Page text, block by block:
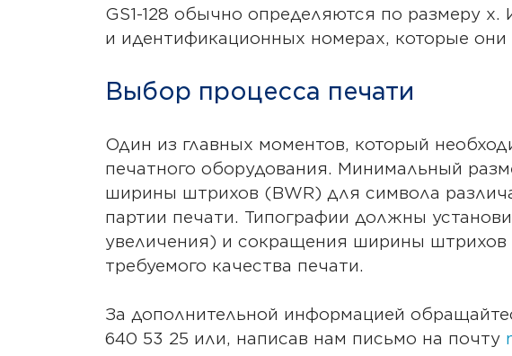
GS1-128 обычно определяются по размеру
и идентификационных номерах, которые
Выбор процесса печати
Один из главных моментов, который
печатного оборудования. Минимальный
ширины штрихов (BWR) для символа
партии печати. Типографии должны
увеличения) и сокращения ширины
требуемого качества печати.
За дополнительной информацией
640 53 25 или, написав нам письмо на почту